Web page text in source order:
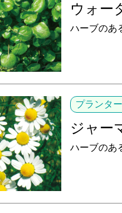
ウォー
ハーブのあ
プランタ
ジャー
ハーブのあ